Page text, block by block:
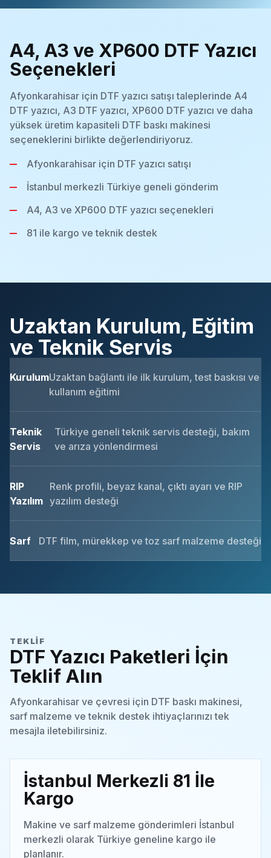
A4, A3 ve XP600 DTF Yazıcı
Seçenekleri
Afyonkarahisar için DTF yazıcı satışı taleplerinde A4
DTF yazıcı, A3 DTF yazıcı, XP600 DTF yazıcı ve daha
yüksek üretim kapasiteli DTF baskı makinesi
seçeneklerini birlikte değerlendiriyoruz.
Afyonkarahisar için DTF yazıcı satışı
İstanbul merkezli Türkiye geneli gönderim
A4, A3 ve XP600 DTF yazıcı seçenekleri
81 ile kargo ve teknik destek
Uzaktan Kurulum, Eğitim
ve Teknik Servis
KurulumUzaktan bağlantı ile ilk kurulum, test baskısı ve
kullanım eğitimi
Teknik
Servis
Türkiye geneli teknik servis desteği, bakım
ve arıza yönlendirmesi
RIP
Yazılım
Renk profili, beyaz kanal, çıktı ayarı ve RIP
yazılım desteği
Sarf DTF film, mürekkep ve toz sarf malzeme desteği
TEKLIF
DTF Yazıcı Paketleri İçin
Teklif Alın
Afyonkarahisar ve çevresi için DTF baskı makinesi,
sarf malzeme ve teknik destek ihtiyaçlarınızı tek
mesajla iletebilirsiniz.
İstanbul Merkezli 81 İle
Kargo
Makine ve sarf malzeme gönderimleri İstanbul
merkezli olarak Türkiye geneline kargo ile
planlanır.